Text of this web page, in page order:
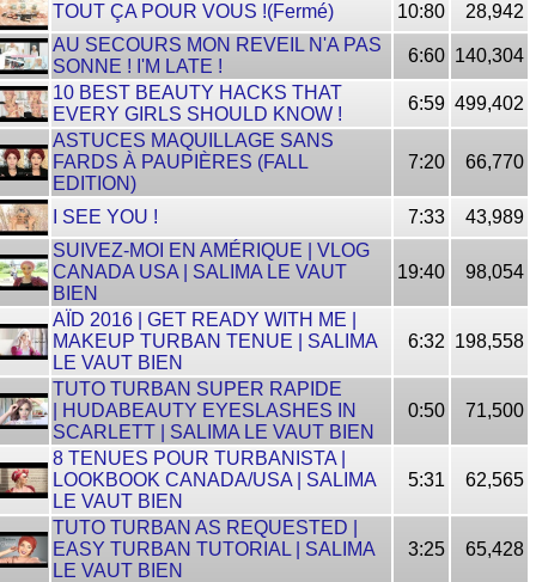
TOUT ÇA POUR VOUS !(Fermé) 10:80
28,942
AU SECOURS MON REVEIL N'A PAS
SONNE ! I'M LATE !
6:60 140,304
10 BEST BEAUTY HACKS THAT
EVERY GIRLS SHOULD KNOW !
6:59 499,402
ASTUCES MAQUILLAGE SANS
FARDS À PAUPIÈRES (FALL
EDITION)
7:20 66,770
I SEE YOU ! 7:33
43,989
SUIVEZ-MOI EN AMÉRIQUE | VLOG
CANADA USA | SALIMA LE VAUT
BIEN
19:40 98,054
AÏD 2016 | GET READY WITH ME |
MAKEUP TURBAN TENUE | SALIMA
LE VAUT BIEN
6:32 198,558
TUTO TURBAN SUPER RAPIDE
| HUDABEAUTY EYESLASHES IN
SCARLETT | SALIMA LE VAUT BIEN
0:50 71,500
8 TENUES POUR TURBANISTA |
LOOKBOOK CANADA/USA | SALIMA
LE VAUT BIEN
5:31 62,565
TUTO TURBAN AS REQUESTED |
EASY TURBAN TUTORIAL | SALIMA
LE VAUT BIEN
3:25 65,428